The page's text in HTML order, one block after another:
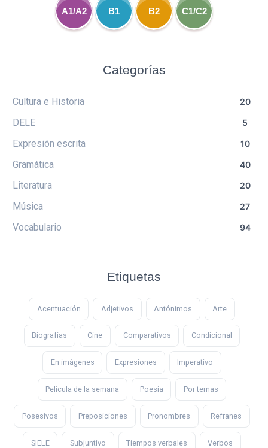
A1/A2 B1 B2 C1/C2
Categorías
Cultura e Historia 20
DELE 5
Expresión escrita 10
Gramática 40
Literatura 20
Música 27
Vocabulario 94
Etiquetas
Acentuación Adjetivos Antónimos Arte
Biografías Cine Comparativos Condicional
En imágenes Expresiones Imperativo
Película de la semana Poesía Por temas
Posesivos Preposiciones Pronombres Refranes
SIELE Subjuntivo Tiempos verbales Verbos